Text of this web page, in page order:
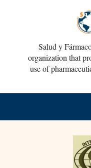
Salud y
organization that
use of